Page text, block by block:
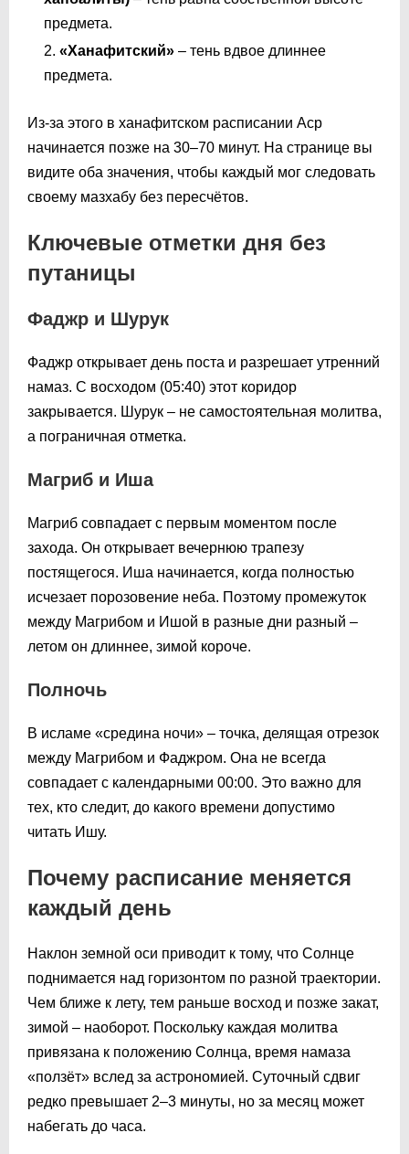
предмета.
«Ханафитский» – тень вдвое длиннее
предмета.
Из-за этого в ханафитском расписании Аср
начинается позже на 30–70 минут. На странице вы
видите оба значения, чтобы каждый мог следовать
своему мазхабу без пересчётов.
Ключевые отметки дня без
путаницы
Фаджр и Шурук
Фаджр открывает день поста и разрешает утренний
намаз. С восходом (05:40) этот коридор
закрывается. Шурук – не самостоятельная молитва,
а пограничная отметка.
Магриб и Иша
Магриб совпадает с первым моментом после
захода. Он открывает вечернюю трапезу
постящегося. Иша начинается, когда полностью
исчезает порозовение неба. Поэтому промежуток
между Магрибом и Ишой в разные дни разный –
летом он длиннее, зимой короче.
Полночь
В исламе «средина ночи» – точка, делящая отрезок
между Магрибом и Фаджром. Она не всегда
совпадает с календарными 00:00. Это важно для
тех, кто следит, до какого времени допустимо
читать Ишу.
Почему расписание меняется
каждый день
Наклон земной оси приводит к тому, что Солнце
поднимается над горизонтом по разной траектории.
Чем ближе к лету, тем раньше восход и позже закат,
зимой – наоборот. Поскольку каждая молитва
привязана к положению Солнца, время намаза
«ползёт» вслед за астрономией. Суточный сдвиг
редко превышает 2–3 минуты, но за месяц может
набегать до часа.